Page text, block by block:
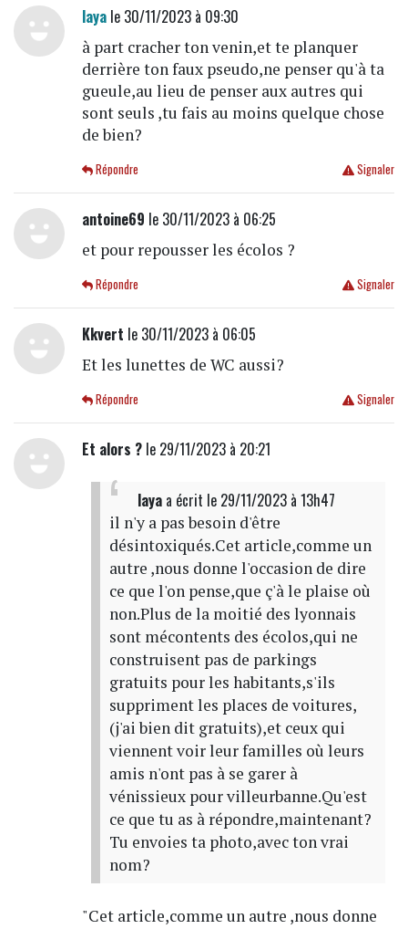
layale 30/11/2023 à 09:30
à part cracher ton venin,et te planquer
derrière ton faux pseudo,ne penser qu'à ta
gueule,au lieu de penser aux autres qui
sont seuls ,tu fais au moins quelque chose
de bien?
Signaler
Répondre
antoine69 le 30/11/2023 à 06:25
et pour repousser les écolos ?
Signaler
Répondre
Kkvert le 30/11/2023 à 06:05
Et les lunettes de WC aussi?
Signaler
Répondre
Et alors ?le 29/11/2023 à 20:21
layaa écrit le 29/11/2023 à 13h47
il n'y a pas besoin d'être
désintoxiqués.Cet article,comme un
autre ,nous donne l'occasion de dire
ce que l'on pense,que ç'à le plaise où
non.Plus de la moitié des lyonnais
sont mécontents des écolos,qui ne
construisent pas de parkings
gratuits pour les habitants,s'ils
suppriment les places de voitures,
(j'ai bien dit gratuits),et ceux qui
viennent voir leur familles où leurs
amis n'ont pas à se garer à
vénissieux pour villeurbanne.Qu'est
ce que tu as à répondre,maintenant?
Tu envoies ta photo,avec ton vrai
nom?
"Cet article,comme un autre ,nous donne